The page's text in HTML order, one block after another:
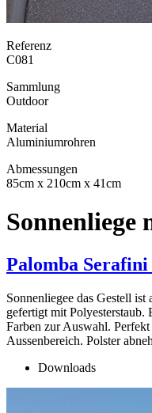
Referenz
C081
Sammlung
Outdoor
Material
Aluminiumrohren
Abmessungen
85cm x 210cm x 41cm
Sonnenliege
Palomba Serafini
Sonnenliegee das Gestell
gefertigt mit
Farben zur Auswahl.
Aussenbereich. Polster
Downloads